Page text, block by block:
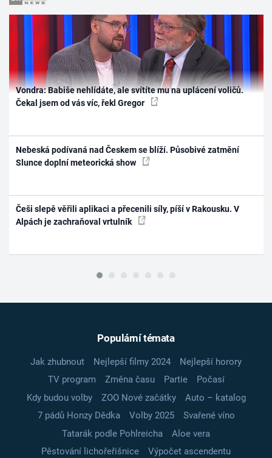
Vondra: Babiše nehlídáte, ale svítíte mu na uplácení voličů.
Čekal jsem od vás víc, řekl Gregor
Nebeská podívaná nad Českem se blíží. Působivé zatmění
Slunce doplní meteorická show
Češi slepě věřili aplikaci a přecenili síly, píší v Rakousku. V
Alpách je zachraňoval vrtulník
Populární témata
Jak zhubnout Nejlepší filmy 2024
Nejlepší horory
TV program
Změna času Partie
Počasí
Kdy budou volby
ZOO Nové začátky
Auto – katalog
7 pádů Honzy Dědka
Volby 2025
Svařené víno
Tatarák podle Pohlreicha
Aloe vera
Pěstování lichořeřišnice
Výpočet ascendentu